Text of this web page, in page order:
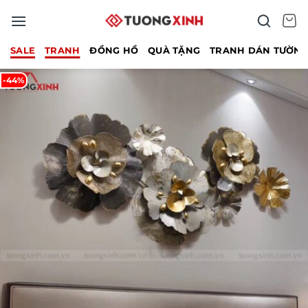
qua
dung
SALE TRANH ĐỒNG HỒ QUÀ TẶNG TRANH DÁN
-44%